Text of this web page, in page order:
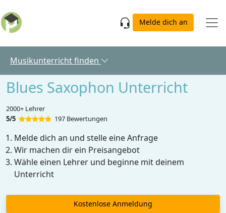
Melde dich an
Musikunterricht finden
Blues Saxophon Unterricht
2000+ Lehrer
5/5
197 Bewertungen
Melde dich an und stelle eine Anfrage
Wir machen dir ein Preisangebot
Wähle einen Lehrer und beginne mit deinem
Unterricht
Kostenlose Anmeldung